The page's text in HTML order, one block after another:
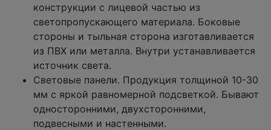
конструкции с лицевой частью из
светопропускающего материала. Боковые
стороны и тыльная сторона изготавливается
из ПВХ или металла. Внутри устанавливается
источник света.
Световые панели. Продукция толщиной 10-30
мм с яркой равномерной подсветкой. Бывают
односторонними, двухсторонними,
подвесными и настенными.